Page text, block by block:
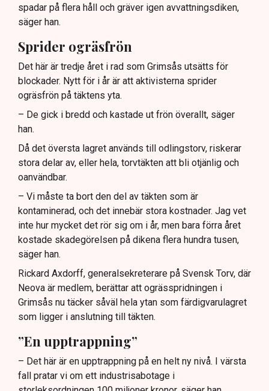
spadar på flera håll och gräver igen avvattningsdiken,
säger han.
Sprider ogräsfrön
Det här är tredje året i rad som Grimsås utsätts för
blockader. Nytt för i år är att aktivisterna sprider
ogräsfrön på täktens yta.
– De gick i bredd och kastade ut frön överallt, säger
han.
Då det översta lagret används till odlingstorv, riskerar
stora delar av, eller hela, torvtäkten att bli otjänlig och
oanvändbar.
– Vi måste ta bort den del av täkten som är
kontaminerad, och det innebär stora kostnader. Jag vet
inte hur mycket det rör sig om i år, men bara förra året
kostade skadegörelsen på dikena flera hundra tusen,
säger han.
Rickard Axdorff, generalsekreterare på Svensk Torv, där
Neova är medlem, berättar att ogrässpridningen i
Grimsås nu täcker såväl hela ytan som färdigvarulagret
som ligger i anslutning till täkten.
”En upptrappning”
– Det här är en upptrappning på en helt ny nivå. I värsta
fall pratar vi om ett industrisabotage i